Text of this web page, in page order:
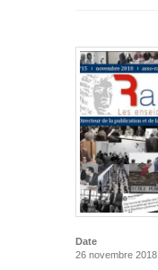
Date
26 novembre 2018